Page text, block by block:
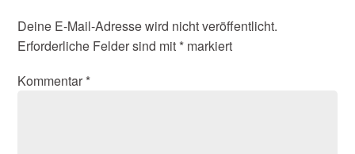
Deine E-Mail-Adresse wird nicht veröffentlicht.
Erforderliche Felder sind mit * markiert
Kommentar *